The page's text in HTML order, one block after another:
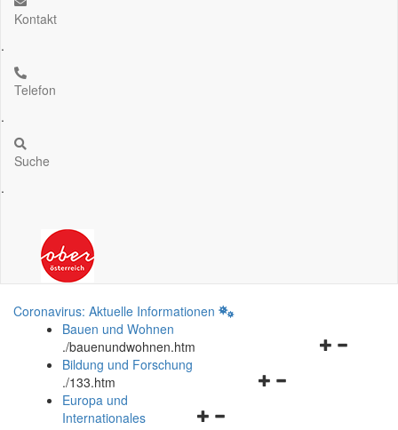
Kontakt
.
Telefon
.
Suche
.
Coronavirus: Aktuelle Informationen
Bauen und Wohnen
./bauenundwohnen.htm
Navigationsmenü
Bildung und Forschung
./133.htm
Navigationsmenü
Europa und
Internationales